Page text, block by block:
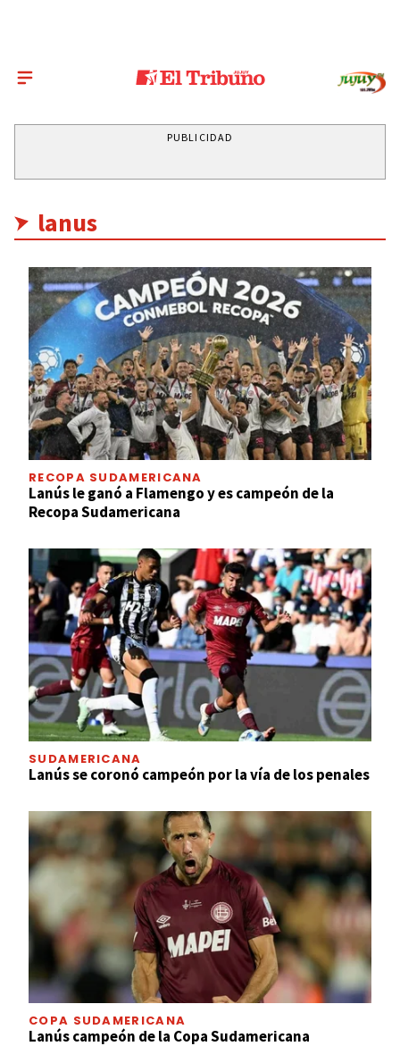
PUBLICIDAD
lanus
RECOPA SUDAMERICANA
Lanús le ganó a Flamengo y es campeón de la
Recopa Sudamericana
SUDAMERICANA
Lanús se coronó campeón por la vía de los penales
COPA SUDAMERICANA
Lanús campeón de la Copa Sudamericana